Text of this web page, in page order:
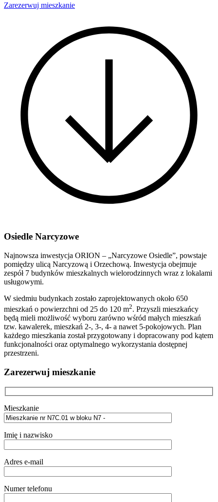
Zarezerwuj mieszkanie
Osiedle Narcyzowe
Najnowsza inwestycja ORION – „Narcyzowe Osiedle”, powstaje
pomiędzy ulicą Narcyzową i Orzechową. Inwestycja obejmuje
zespół 7 budynków mieszkalnych wielorodzinnych wraz z lokalami
usługowymi.
W siedmiu budynkach zostało zaprojektowanych około 650
mieszkań o powierzchni od 25 do 120 m2. Przyszli mieszkańcy
będą mieli możliwość wyboru zarówno wśród małych mieszkań
tzw. kawalerek, mieszkań 2-, 3-, 4- a nawet 5-pokojowych. Plan
każdego mieszkania został przygotowany i dopracowany pod kątem
funkcjonalności oraz optymalnego wykorzystania dostępnej
przestrzeni.
Zarezerwuj mieszkanie
Mieszkanie
Imię i nazwisko
Adres e-mail
Numer telefonu